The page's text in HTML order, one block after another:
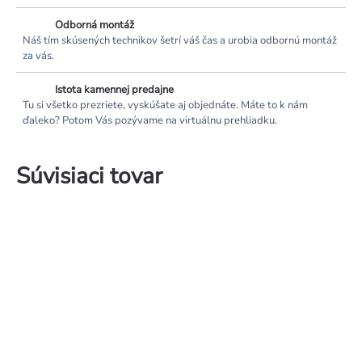
Odborná montáž
Náš tím skúsených technikov šetrí váš čas a urobia odbornú montáž
za vás.
Istota kamennej predajne
Tu si všetko prezriete, vyskúšate aj objednáte. Máte to k nám
ďaleko? Potom Vás pozývame na virtuálnu prehliadku.
Súvisiaci tovar